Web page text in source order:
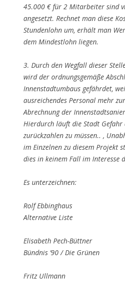
45.000 € für 2 Mitarbeiter sind
angesetzt. Rechnet man diese
Stundenlohn um, erhält man
dem Mindestlohn liegen.
3. Durch den Wegfall dieser
wird der ordnungsgemäße
Innenstadtumbaus gefährdet,
ausreichendes Personal mehr
Abrechnung der
Hierdurch läuft die Stadt Gefahr
zurückzahlen zu müssen.. ,
im Einzelnen zu diesem Projekt
dies in keinem Fall im Interesse
Es unterzeichnen:
Rolf Ebbinghaus
Alternative Liste
Elisabeth Pech-Büttner
Bündnis ’90 / Die Grünen
Fritz Ullmann